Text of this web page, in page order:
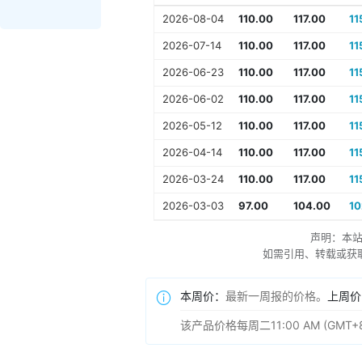
2026-08-04 110.00 117.00
2026-07-14 110.00 117.00
2026-06-23 110.00 117.00
2026-06-02 110.00 117.00
2026-05-12 110.00 117.00
2026-04-14 110.00 117.00
2026-03-24 110.00 117.00
2026-03-03 97.00 104.00
声明：本
如需引用、转载或
本周价： 最新一周报的价格。 上周
该产品价格每周二11:00 AM